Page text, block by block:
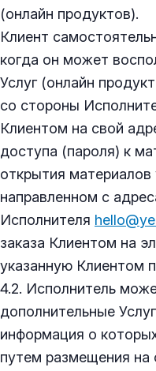
(онлайн продуктов).
Клиент
когда он может
Услуг (онлайн
со стороны
Клиентом на свой
доступа (пароля) к
открытия материалов
направленном с
Исполнителя
заказа Клиентом на
указанную Клиентом
4.2. Исполнитель
дополнительные
информация о
путем размещения на